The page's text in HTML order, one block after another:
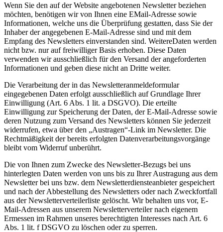
Wenn Sie den auf der Website angebotenen Newsletter beziehen
möchten, benötigen wir von Ihnen eine EMail-Adresse sowie
Informationen, welche uns die Überprüfung gestatten, dass Sie der
Inhaber der angegebenen E-Mail-Adresse sind und mit dem
Empfang des Newsletters einverstanden sind. WeitereDaten werden
nicht bzw. nur auf freiwilliger Basis erhoben. Diese Daten
verwenden wir ausschließlich für den Versand der angeforderten
Informationen und geben diese nicht an Dritte weiter.
Die Verarbeitung der in das Newsletteranmeldeformular
eingegebenen Daten erfolgt ausschließlich auf Grundlage Ihrer
Einwilligung (Art. 6 Abs. 1 lit. a DSGVO). Die erteilte
Einwilligung zur Speicherung der Daten, der E-Mail-Adresse sowie
deren Nutzung zum Versand des Newsletters können Sie jederzeit
widerrufen, etwa über den „Austragen“-Link im Newsletter. Die
Rechtmäßigkeit der bereits erfolgten Datenverarbeitungsvorgänge
bleibt vom Widerruf unberührt.
Die von Ihnen zum Zwecke des Newsletter-Bezugs bei uns
hinterlegten Daten werden von uns bis zu Ihrer Austragung aus dem
Newsletter bei uns bzw. dem Newsletterdiensteanbieter gespeichert
und nach der Abbestellung des Newsletters oder nach Zweckfortfall
aus der Newsletterverteilerliste gelöscht. Wir behalten uns vor, E-
Mail-Adressen aus unserem Newsletterverteiler nach eigenem
Ermessen im Rahmen unseres berechtigten Interesses nach Art. 6
Abs. 1 lit. f DSGVO zu löschen oder zu sperren.